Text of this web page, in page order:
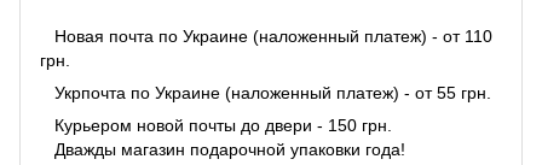
Новая почта по Украине (наложенный платеж) - от 110
грн.
Укрпочта по Украине (наложенный платеж) - от 55 грн.
Курьером новой почты до двери - 150 грн.
Дважды магазин подарочной упаковки года!